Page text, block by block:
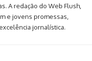
A redação do Web Flush,
e jovens promessas,
jornalística.